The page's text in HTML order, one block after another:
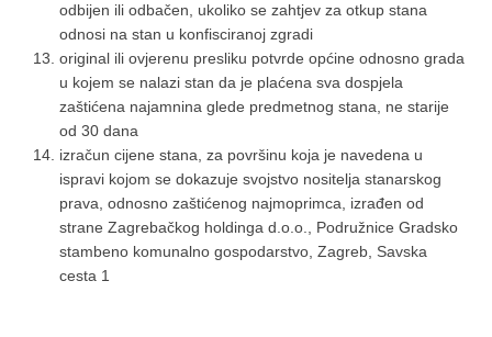
odbijen ili odbačen, ukoliko se zahtjev za otkup stana
odnosi na stan u konfisciranoj zgradi
original ili ovjerenu presliku potvrde općine odnosno grada
u kojem se nalazi stan da je plaćena sva dospjela
zaštićena najamnina glede predmetnog stana, ne starije
od 30 dana
izračun cijene stana, za površinu koja je navedena u
ispravi kojom se dokazuje svojstvo nositelja stanarskog
prava, odnosno zaštićenog najmoprimca, izrađen od
strane Zagrebačkog holdinga d.o.o., Podružnice Gradsko
stambeno komunalno gospodarstvo, Zagreb, Savska
cesta 1